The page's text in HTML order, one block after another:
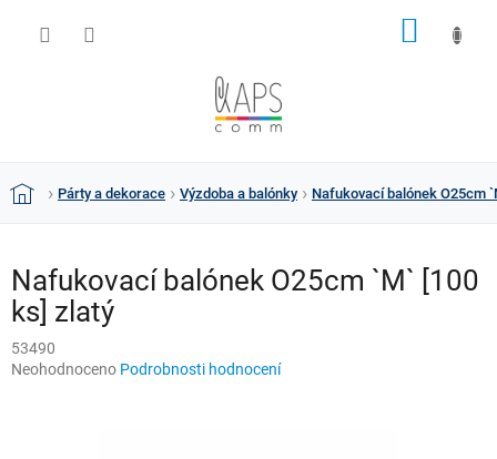
DomůPárty a dekorace Výzdoba a balónky Nafukovací balónek O25cm
Nafukovací balónek O25cm `M` [100
ks] zlatý
53490
Průměrné
Neohodnoceno Podrobnosti hodnocení